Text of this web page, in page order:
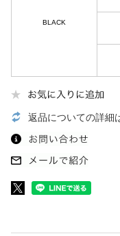
BLACK
返品についての詳細